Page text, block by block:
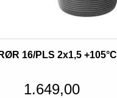
16/PLS 2x1,5 +105°C
1.649,00